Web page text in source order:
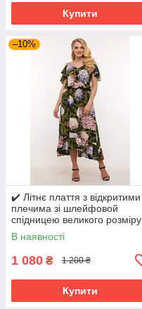
Купити
–10%
✔️ Літнє плаття з відкритими
плечима зі шлейфовой
спідницею великого розміру
54-60
В наявності
1 080 ₴ 1 200 ₴
Купити